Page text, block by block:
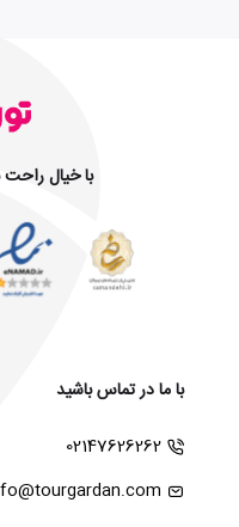
با خیال راحت
با ما در تماس باشید
02147626262